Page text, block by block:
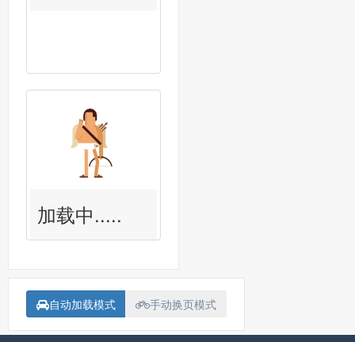
加载中.....
自动加载模式 手动换页模式